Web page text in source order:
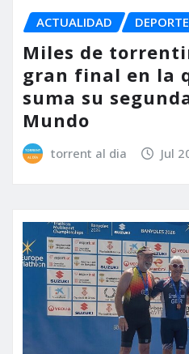
ACTUALIDAD
Miles de
gran final en la
suma su
Mundo
torrent al dia Jul